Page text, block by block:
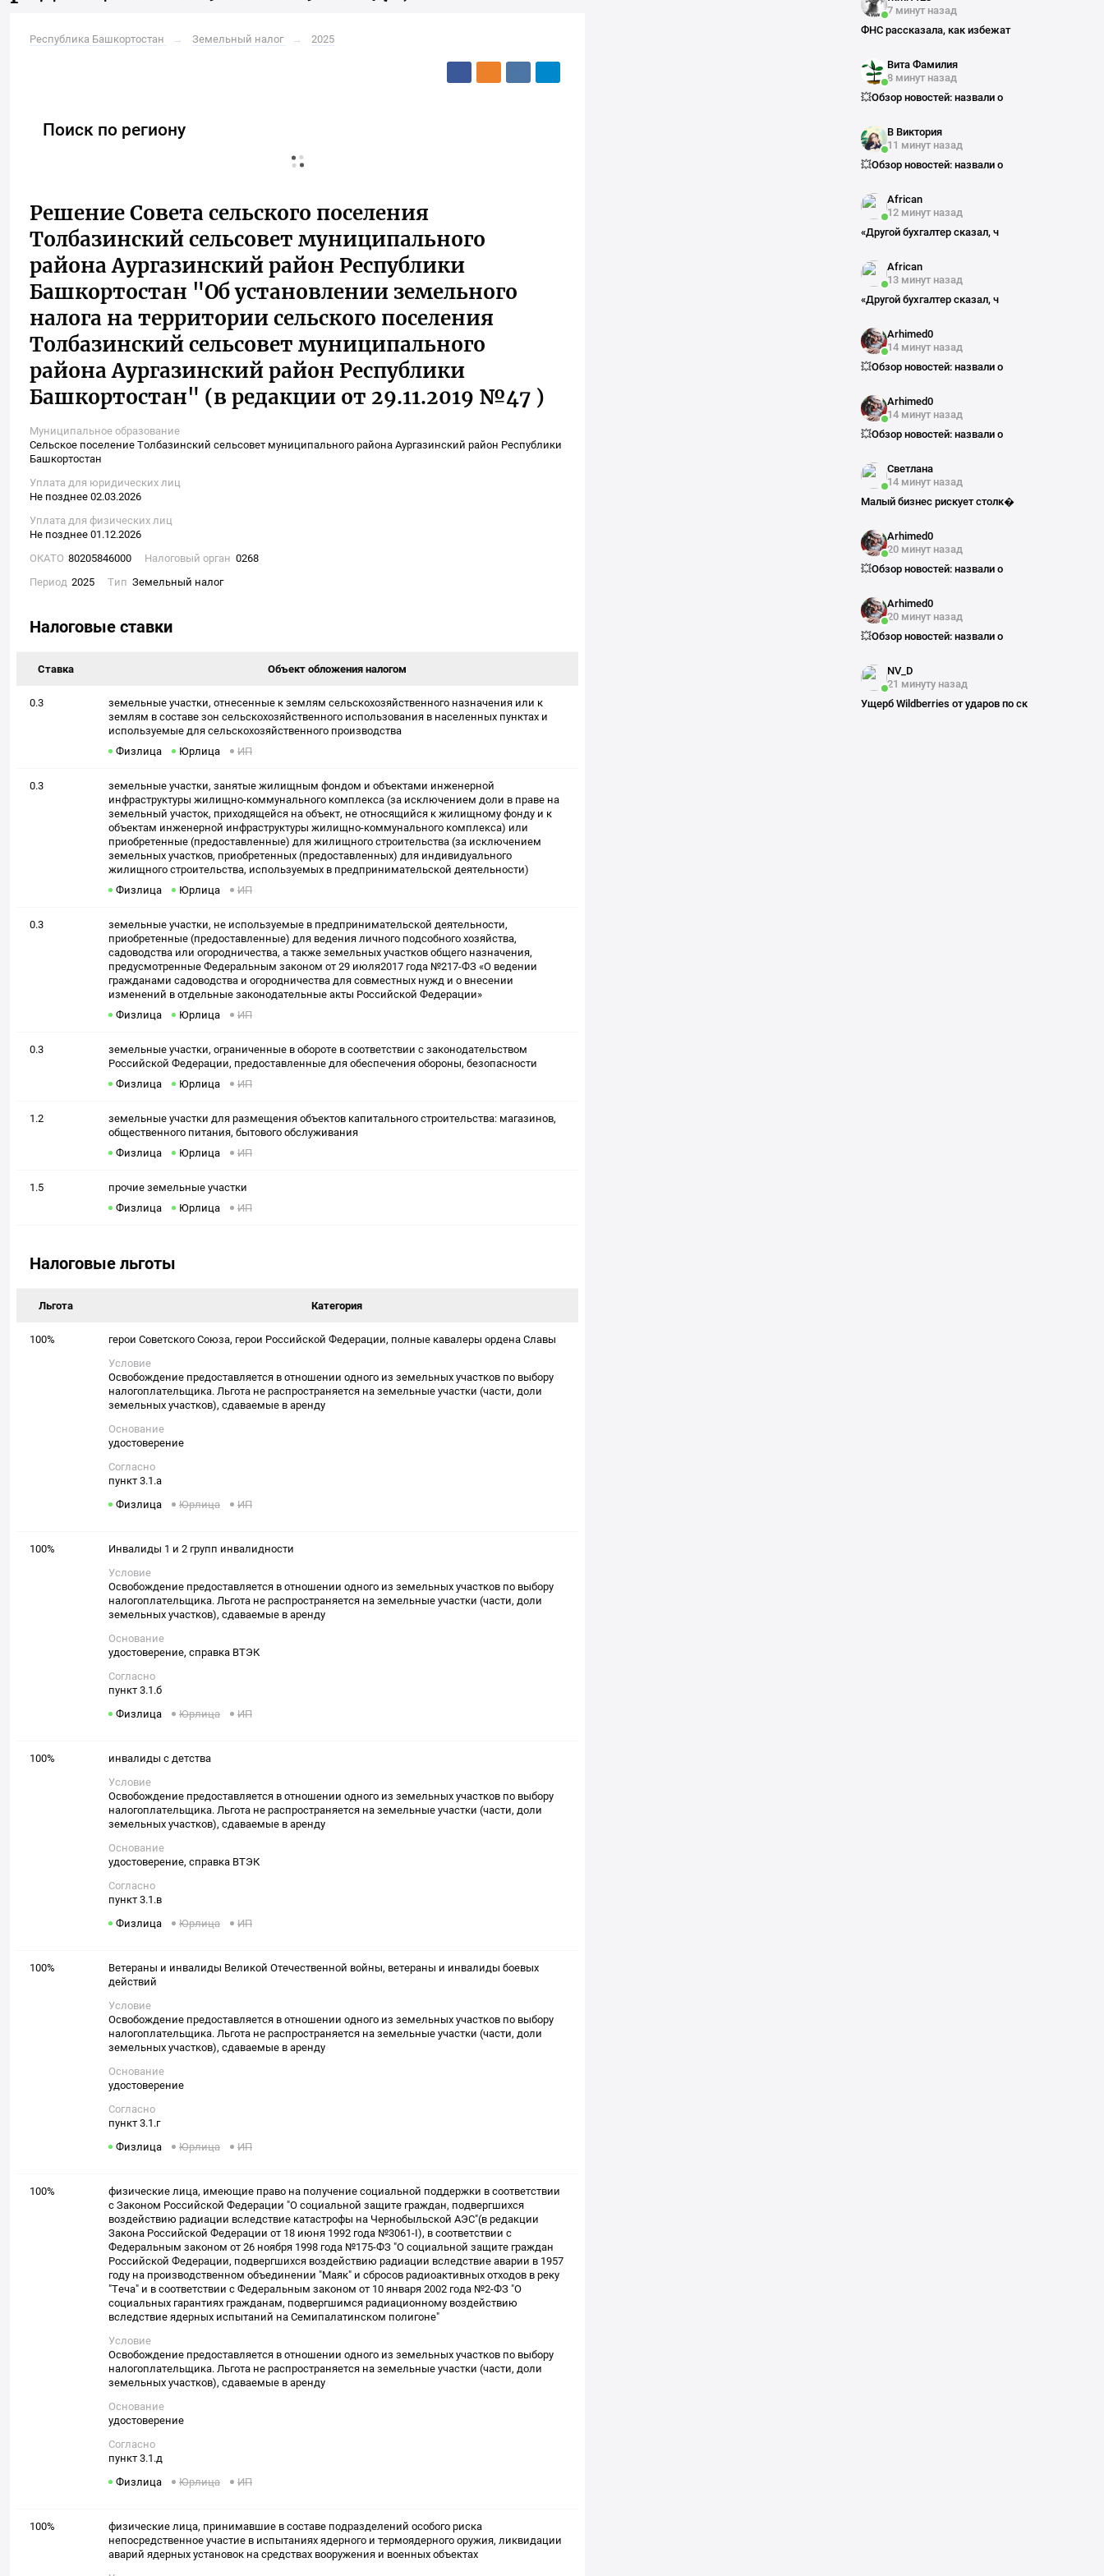
Республика Башкортостан → Земельный налог → 2025
Поиск по региону
Решение Совета сельского поселения
Толбазинский сельсовет муниципального
района Аургазинский район Республики
Башкортостан "Об установлении земельного
налога на территории сельского поселения
Толбазинский сельсовет муниципального
района Аургазинский район Республики
Башкортостан" (в редакции от 29.11.2019 №47 )
Муниципальное образование
Сельское поселение Толбазинский сельсовет муниципального района Аургазинский район Республики
Башкортостан
Уплата для юридических лиц
Не позднее 02.03.2026
Уплата для физических лиц
Не позднее 01.12.2026
ОКАТО 80205846000 Налоговый орган 0268
Период 2025 Тип Земельный налог
Налоговые ставки
Ставка Объект обложения налогом
0.3
земельные участки, отнесенные к землям сельскохозяйственного назначения или к
землям в составе зон сельскохозяйственного использования в населенных пунктах и
используемые для сельскохозяйственного производства
Физлица
Юрлица ИП
0.3
земельные участки, занятые жилищным фондом и объектами инженерной
инфраструктуры жилищно-коммунального комплекса (за исключением доли в праве на
земельный участок, приходящейся на объект, не относящийся к жилищному фонду и к
объектам инженерной инфраструктуры жилищно-коммунального комплекса) или
приобретенные (предоставленные) для жилищного строительства (за исключением
земельных участков, приобретенных (предоставленных) для индивидуального
жилищного строительства, используемых в предпринимательской деятельности)
Физлица
Юрлица ИП
0.3
земельные участки, не используемые в предпринимательской деятельности,
приобретенные (предоставленные) для ведения личного подсобного хозяйства,
садоводства или огородничества, а также земельных участков общего назначения,
предусмотренные Федеральным законом от 29 июля2017 года №217-ФЗ «О ведении
гражданами садоводства и огородничества для совместных нужд и о внесении
изменений в отдельные законодательные акты Российской Федерации»
Физлица
Юрлица ИП
0.3
земельные участки, ограниченные в обороте в соответствии с законодательством
Российской Федерации, предоставленные для обеспечения обороны, безопасности
Физлица
Юрлица ИП
1.2
земельные участки для размещения объектов капитального строительства: магазинов,
общественного питания, бытового обслуживания
Физлица
Юрлица ИП
1.5
прочие земельные участки
Физлица
Юрлица ИП
Налоговые льготы
Льгота Категория
100%
герои Советского Союза, герои Российской Федерации, полные кавалеры ордена Славы
Условие
Освобождение предоставляется в отношении одного из земельных участков по выбору
налогоплательщика. Льгота не распространяется на земельные участки (части, доли
земельных участков), сдаваемые в аренду
Основание
удостоверение
Согласно
пункт 3.1.а
Физлица
Юрлица ИП
100%
Инвалиды 1 и 2 групп инвалидности
Условие
Освобождение предоставляется в отношении одного из земельных участков по выбору
налогоплательщика. Льгота не распространяется на земельные участки (части, доли
земельных участков), сдаваемые в аренду
Основание
удостоверение, справка ВТЭК
Согласно
пункт 3.1.б
Физлица
Юрлица ИП
100%
инвалиды с детства
Условие
Освобождение предоставляется в отношении одного из земельных участков по выбору
налогоплательщика. Льгота не распространяется на земельные участки (части, доли
земельных участков), сдаваемые в аренду
Основание
удостоверение, справка ВТЭК
Согласно
пункт 3.1.в
Физлица
Юрлица ИП
100%
Ветераны и инвалиды Великой Отечественной войны, ветераны и инвалиды боевых
действий
Условие
Освобождение предоставляется в отношении одного из земельных участков по выбору
налогоплательщика. Льгота не распространяется на земельные участки (части, доли
земельных участков), сдаваемые в аренду
Основание
удостоверение
Согласно
пункт 3.1.г
Физлица
Юрлица ИП
100%
физические лица, имеющие право на получение социальной поддержки в соответствии
с Законом Российской Федерации "О социальной защите граждан, подвергшихся
воздействию радиации вследствие катастрофы на Чернобыльской АЭС"(в редакции
Закона Российской Федерации от 18 июня 1992 года №3061-I), в соответствии с
Федеральным законом от 26 ноября 1998 года №175-ФЗ "О социальной защите граждан
Российской Федерации, подвергшихся воздействию радиации вследствие аварии в 1957
году на производственном объединении "Маяк" и сбросов радиоактивных отходов в реку
"Теча" и в соответствии с Федеральным законом от 10 января 2002 года №2-ФЗ "О
социальных гарантиях гражданам, подвергшимся радиационному воздействию
вследствие ядерных испытаний на Семипалатинском полигоне"
Условие
Освобождение предоставляется в отношении одного из земельных участков по выбору
налогоплательщика. Льгота не распространяется на земельные участки (части, доли
земельных участков), сдаваемые в аренду
Основание
удостоверение
Согласно
пункт 3.1.д
Физлица
Юрлица ИП
100%
физические лица, принимавшие в составе подразделений особого риска
непосредственное участие в испытаниях ядерного и термоядерного оружия, ликвидации
аварий ядерных установок на средствах вооружения и военных объектах
7 минут назад
ФНС рассказала, как избежат
Вита Фамилия
8 минут назад
💥Обзор новостей: назвали о
В Виктория
11 минут назад
💥Обзор новостей: назвали о
African
12 минут назад
«Другой бухгалтер сказал, ч
African
13 минут назад
«Другой бухгалтер сказал, ч
Arhimed0
14 минут назад
💥Обзор новостей: назвали о
Arhimed0
14 минут назад
💥Обзор новостей: назвали о
Светлана
14 минут назад
Малый бизнес рискует столк�
Arhimed0
20 минут назад
💥Обзор новостей: назвали о
Arhimed0
20 минут назад
💥Обзор новостей: назвали о
NV_D
21 минуту назад
Ущерб Wildberries от ударов по ск